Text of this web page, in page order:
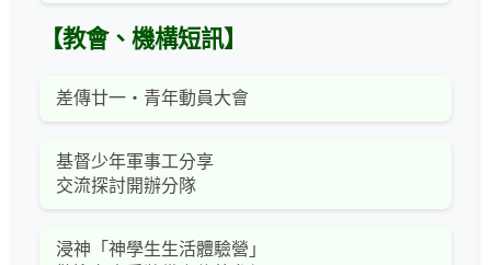
【教會、機構短訊】
差傳廿一‧青年動員大會
基督少年軍事工分享
交流探討開辦分隊
浸神「神學生生活體驗營」